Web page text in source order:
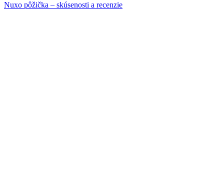
Nuxo pôžička – skúsenosti a recenzie